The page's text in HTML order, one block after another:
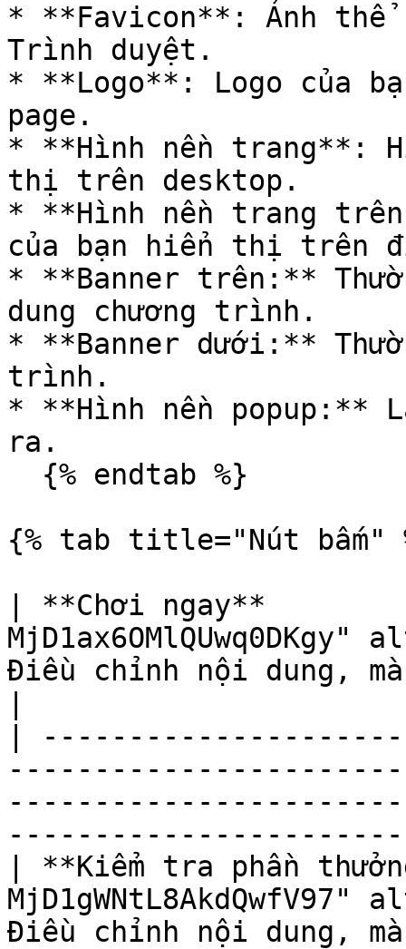
* **Favicon**: Ảnh thể
Trình duyệt.
* **Logo**: Logo của
page.
* **Hình nền trang**:
thị trên desktop.
* **Hình nền trang trên
của bạn hiển thị trên
* **Banner trên:**
dung chương trình.
* **Banner dưới:**
trình.
* **Hình nền popup:**
ra.
{% tab title="Nút bấm"
| **Chơi ngay**
Điều chỉnh nội dung,
|
| **Kiểm tra phần
Điều chỉnh nội dung,